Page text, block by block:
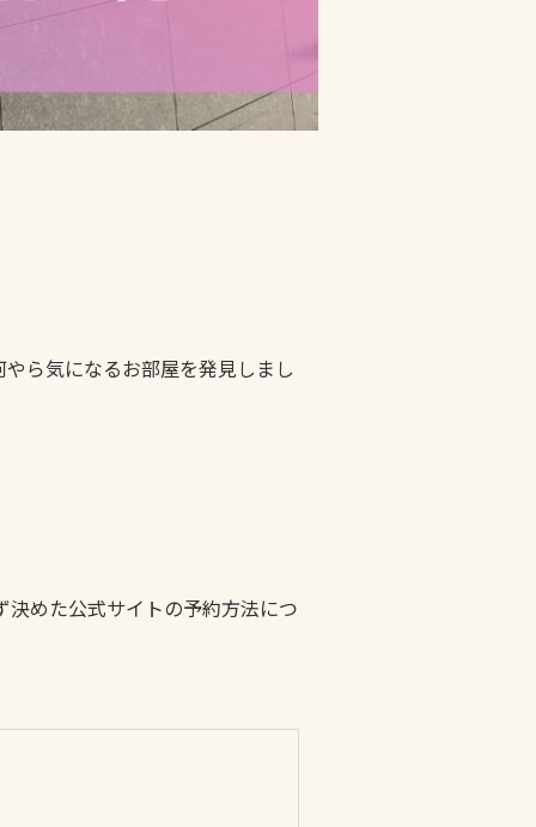
ら気になるお部屋を発見しまし
めた公式サイトの予約方法につ